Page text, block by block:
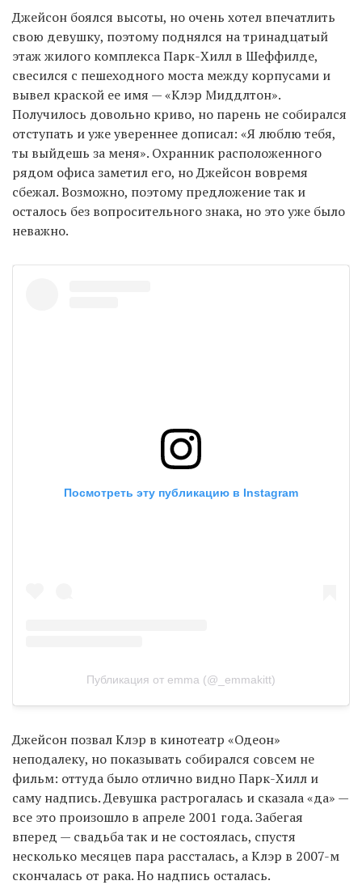
Джейсон боялся высоты, но очень хотел впечатлить
свою девушку, поэтому поднялся на тринадцатый
этаж жилого комплекса Парк-Хилл в Шеффилде,
свесился с пешеходного моста между корпусами и
вывел краской ее имя — «Клэр Миддлтон».
Получилось довольно криво, но парень не собирался
отступать и уже увереннее дописал: «Я люблю тебя,
ты выйдешь за меня». Охранник расположенного
рядом офиса заметил его, но Джейсон вовремя
сбежал. Возможно, поэтому предложение так и
осталось без вопросительного знака, но это уже было
неважно.
Посмотреть эту публикацию в Instagram
Публикация от emma (@_emmakitt)
Джейсон позвал Клэр в кинотеатр «Одеон»
неподалеку, но показывать собирался совсем не
фильм: оттуда было отлично видно Парк-Хилл и
саму надпись. Девушка растрогалась и сказала «да» —
все это произошло в апреле 2001 года. Забегая
вперед — свадьба так и не состоялась, спустя
несколько месяцев пара рассталась, а Клэр в 2007-м
скончалась от рака. Но надпись осталась.